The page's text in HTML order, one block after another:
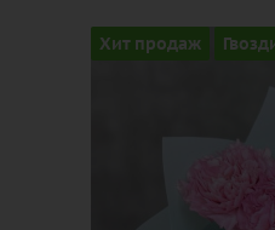
Хит продаж